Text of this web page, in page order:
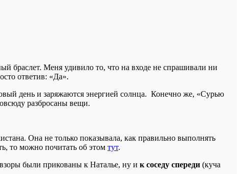
браслет. Меня удивило то, что на входе не спрашивали ни
ответив: «Да».
день и заряжаются энергией солнца. Конечно же, «Сурью
разбросаны вещи.
Она не только показывала, как правильно выполнять
то можно почитать об этом тут.
были прикованы к Наталье, ну и к соседу спереди (куча